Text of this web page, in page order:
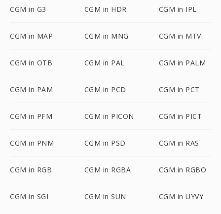
CGM in G3 CGM in HDR CGM in IPL
CGM in MAP CGM in MNG CGM in MTV
CGM in OTB CGM in PAL CGM in PALM
CGM in PAM CGM in PCD CGM in PCT
CGM in PFM CGM in PICON CGM in PICT
CGM in PNM CGM in PSD CGM in RAS
CGM in RGB CGM in RGBA CGM in RGBO
CGM in SGI CGM in SUN CGM in UYVY